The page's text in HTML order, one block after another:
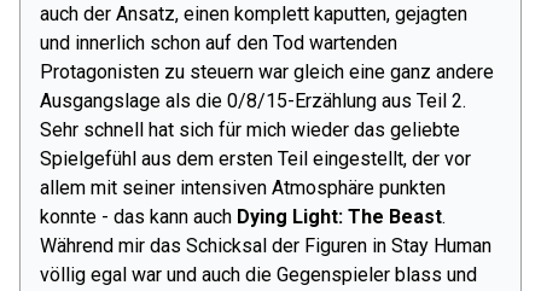
auch der Ansatz, einen komplett kaputten, gejagten
und innerlich schon auf den Tod wartenden
Protagonisten zu steuern war gleich eine ganz andere
Ausgangslage als die 0/8/15-Erzählung aus Teil 2.
Sehr schnell hat sich für mich wieder das geliebte
Spielgefühl aus dem ersten Teil eingestellt, der vor
allem mit seiner intensiven Atmosphäre punkten
konnte - das kann auch Dying Light: The Beast.
Während mir das Schicksal der Figuren in Stay Human
völlig egal war und auch die Gegenspieler blass und